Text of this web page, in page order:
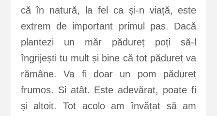
că în natură, la fel ca și-n viață, este
extrem de important primul pas. Dacă
plantezi un măr pădureț poți să-l
îngrijești tu mult și bine că tot pădureț va
rămâne. Va fi doar un pom pădureț
frumos. Si atât. Este adevărat, poate fi
și altoit. Tot acolo am învățat să am